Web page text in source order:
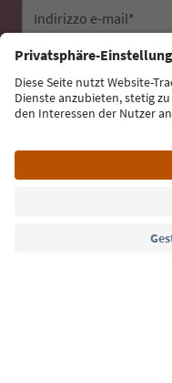
Indirizzo e-mail*